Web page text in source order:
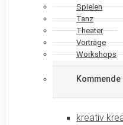
Spielen
Tanz
Theater
Vorträge
Workshops
Kommende
kreativ